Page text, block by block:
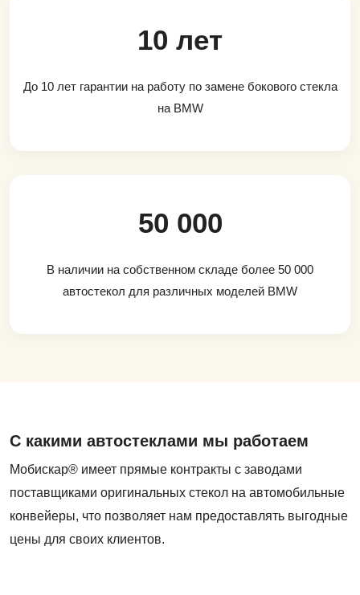
10 лет
До 10 лет гарантии на работу по замене бокового стекла
на BMW
50 000
В наличии на собственном складе более 50 000
автостекол для различных моделей BMW
С какими автостеклами мы работаем
Мобискар® имеет прямые контракты с заводами
поставщиками оригинальных стекол на автомобильные
конвейеры, что позволяет нам предоставлять выгодные
цены для своих клиентов.